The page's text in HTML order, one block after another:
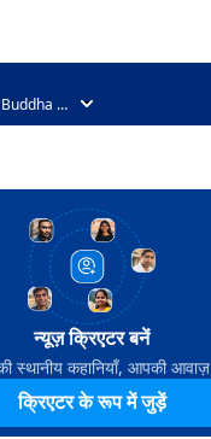
Noida, Gautam Buddha Nagar, Uttar Pradesh
न्यूज़ क्रिएटर बनें
स्थानीय कहानियाँ, आपकी आवाज़
क्रिएटर के रूप में जुड़ें